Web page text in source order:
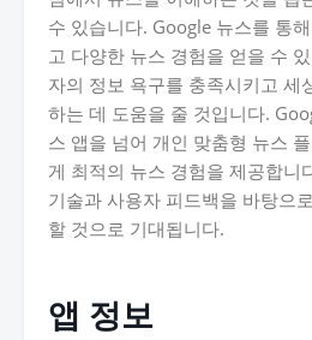
수 있습니다. Google 뉴스를 통
고 다양한 뉴스 경험을 얻을 수
자의 정보 욕구를 충족시키고 세
하는 데 도움을 줄 것입니다.
스 앱을 넘어 개인 맞춤형 뉴스
게 최적의 뉴스 경험을 제공합니
기술과 사용자 피드백을 바탕으
할 것으로 기대됩니다.
앱 정보